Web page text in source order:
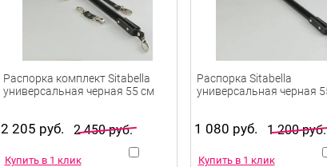
2 205 руб. 2 450 руб.
Купить в 1 клик
1 080 руб. 1 200 руб.
Купить в 1 клик